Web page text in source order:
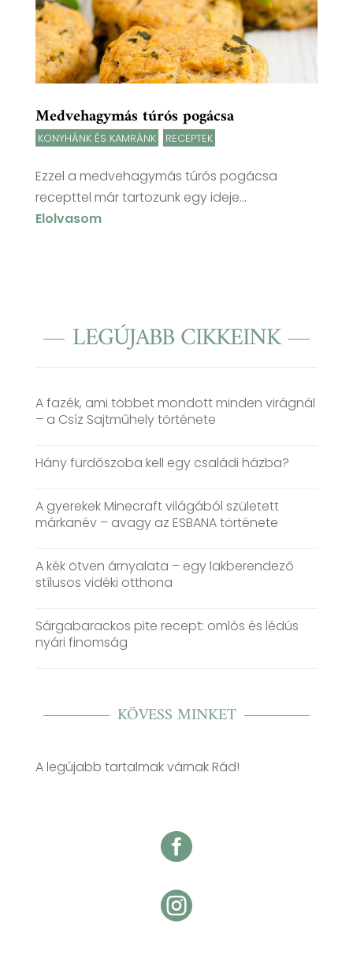
Medvehagymás túrós pogácsa
KONYHÁNK ÉS KAMRÁNK RECEPTEK
Ezzel a medvehagymás túrós pogácsa
recepttel már tartozunk egy ideje...
Elolvasom
LEGÚJABB CIKKEINK
A fazék, ami többet mondott minden virágnál
– a Csíz Sajtműhely története
Hány fürdőszoba kell egy családi házba?
A gyerekek Minecraft világából született
márkanév – avagy az ESBANA története
A kék ötven árnyalata – egy lakberendező
stílusos vidéki otthona
Sárgabarackos pite recept: omlós és lédús
nyári finomság
KÖVESS MINKET
A legújabb tartalmak várnak Rád!

